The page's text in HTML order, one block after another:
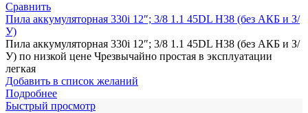
Сравнить
Пила аккумуляторная 330i 12″; 3/8 1.1 45DL H38 (без АКБ и З/
У)
Пила аккумуляторная 330i 12″; 3/8 1.1 45DL H38 (без АКБ и З/
У) по низкой цене Чрезвычайно простая в эксплуатации
легкая
Добавить в список желаний
Подробнее
Быстрый просмотр